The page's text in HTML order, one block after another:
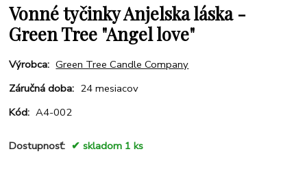
Vonné tyčinky Anjelska láska -
Green Tree "Angel love"
Výrobca: Green Tree Candle Company
Záručná doba: 24 mesiacov
Kód: A4-002
Dostupnosť: skladom 1 ks